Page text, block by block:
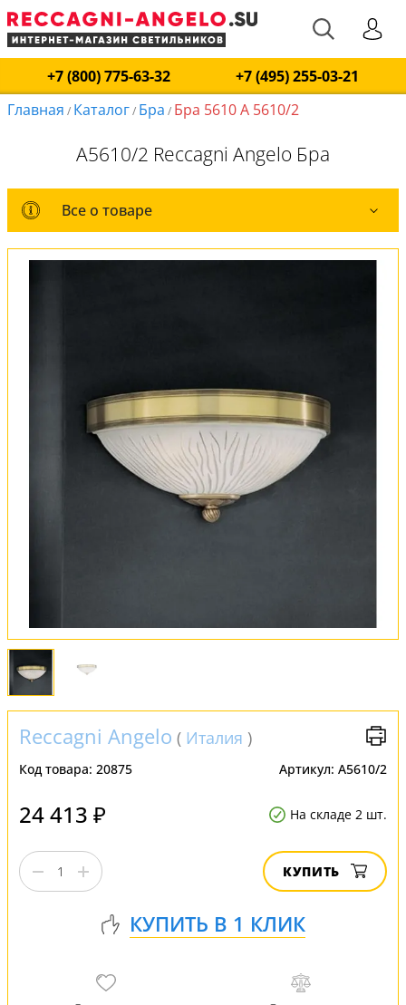
+7 (800) 775-63-32
+7 (495) 255-03-21
Главная / Каталог/ Бра / Бра 5610 A 5610/2
A5610/2 Reccagni Angelo Бра
Все о товаре
Все о товаре
Оплата и доставка
Обмен и возврат
Установка
Reccagni Angelo ( Италия )
Код товара: 20875 Артикул: A5610/2
24 413 ₽ На складе 2 шт.
КУПИТЬ